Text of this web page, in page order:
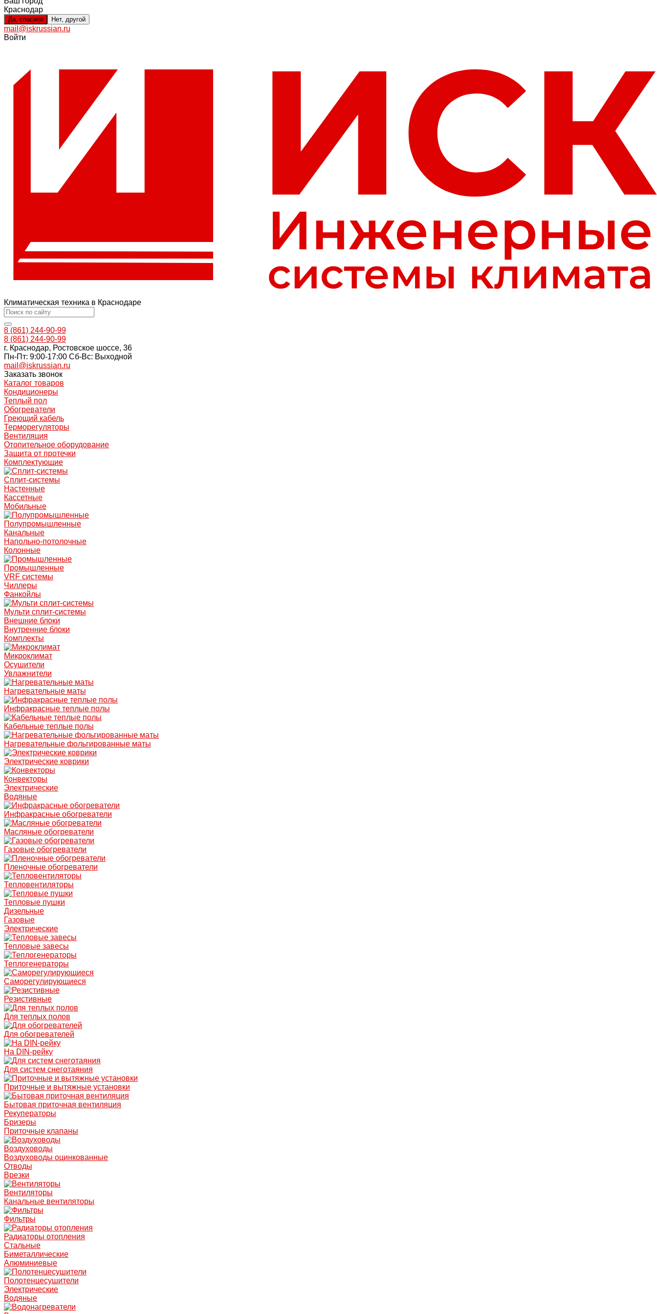
Краснодар
Да, спасибо Нет, другой
mail@iskrussian.ru
Войти
Климатическая техника в Краснодаре
8 (861) 244-90-99
8 (861) 244-90-99
г. Краснодар, Ростовское шоссе, 36
Пн-Пт: 9:00-17:00 Cб-Вс: Выходной
mail@iskrussian.ru
Заказать звонок
Каталог товаров
Кондиционеры
Теплый пол
Обогреватели
Греющий кабель
Терморегуляторы
Вентиляция
Отопительное оборудование
Защита от протечки
Комплектующие
Сплит-системы
Настенные
Кассетные
Мобильные
Полупромышленные
Канальные
Напольно-потолочные
Колонные
Промышленные
VRF системы
Чиллеры
Фанкойлы
Мульти сплит-системы
Внешние блоки
Внутренние блоки
Комплекты
Микроклимат
Осушители
Увлажнители
Нагревательные маты
Инфракрасные теплые полы
Кабельные теплые полы
Нагревательные фольгированные маты
Электрические коврики
Конвекторы
Электрические
Водяные
Инфракрасные обогреватели
Масляные обогреватели
Газовые обогреватели
Пленочные обогреватели
Тепловентиляторы
Тепловые пушки
Дизельные
Газовые
Электрические
Тепловые завесы
Теплогенераторы
Саморегулирующиеся
Резистивные
Для теплых полов
Для обогревателей
На DIN-рейку
Для систем снеготаяния
Приточные и вытяжные установки
Бытовая приточная вентиляция
Рекуператоры
Бризеры
Приточные клапаны
Воздуховоды
Воздуховоды оцинкованные
Отводы
Врезки
Вентиляторы
Канальные вентиляторы
Фильтры
Радиаторы отопления
Стальные
Биметаллические
Алюминиевые
Полотенцесушители
Электрические
Водяные